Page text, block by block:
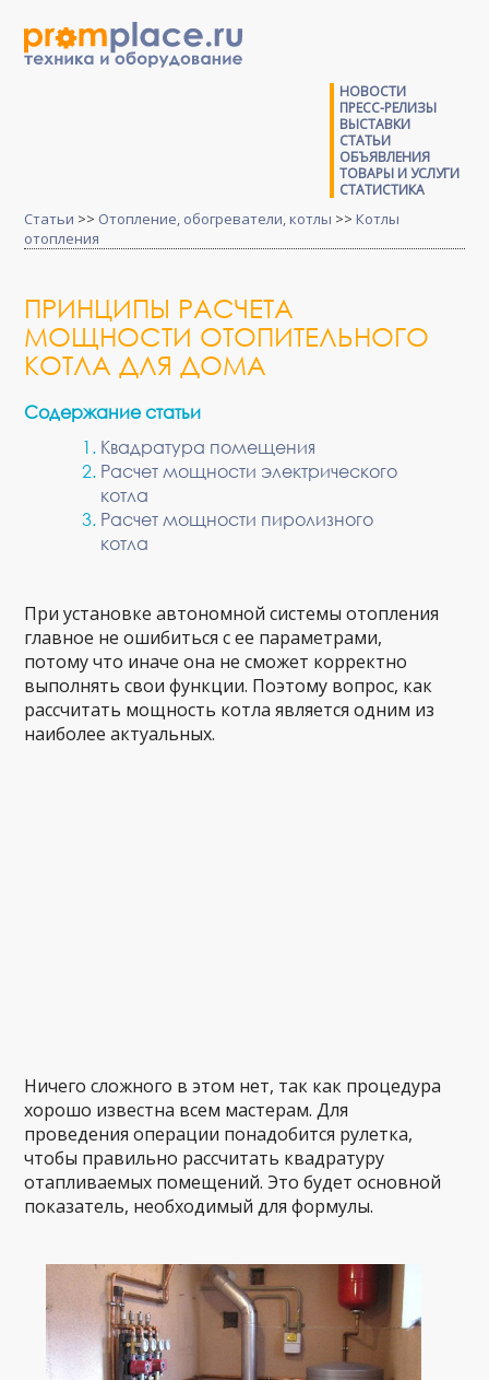
НОВОСТИ
ПРЕСС-РЕЛИЗЫ
ВЫСТАВКИ
СТАТЬИ
ОБЪЯВЛЕНИЯ
ТОВАРЫ И УСЛУГИ
СТАТИСТИКА
Статьи >> Отопление, обогреватели, котлы >> Котлы
отопления
ПРИНЦИПЫ РАСЧЕТА
МОЩНОСТИ ОТОПИТЕЛЬНОГО
КОТЛА ДЛЯ ДОМА
Содержание статьи
Квадратура помещения
Расчет мощности электрического
котла
Расчет мощности пиролизного
котла
При установке автономной системы отопления
главное не ошибиться с ее параметрами,
потому что иначе она не сможет корректно
выполнять свои функции. Поэтому вопрос, как
рассчитать мощность котла является одним из
наиболее актуальных.
Ничего сложного в этом нет, так как процедура
хорошо известна всем мастерам. Для
проведения операции понадобится рулетка,
чтобы правильно рассчитать квадратуру
отапливаемых помещений. Это будет основной
показатель, необходимый для формулы.